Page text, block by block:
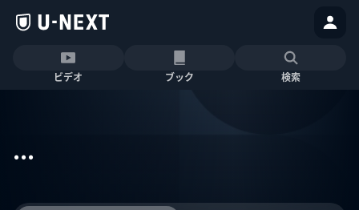
ビデオ ブック 検索
...